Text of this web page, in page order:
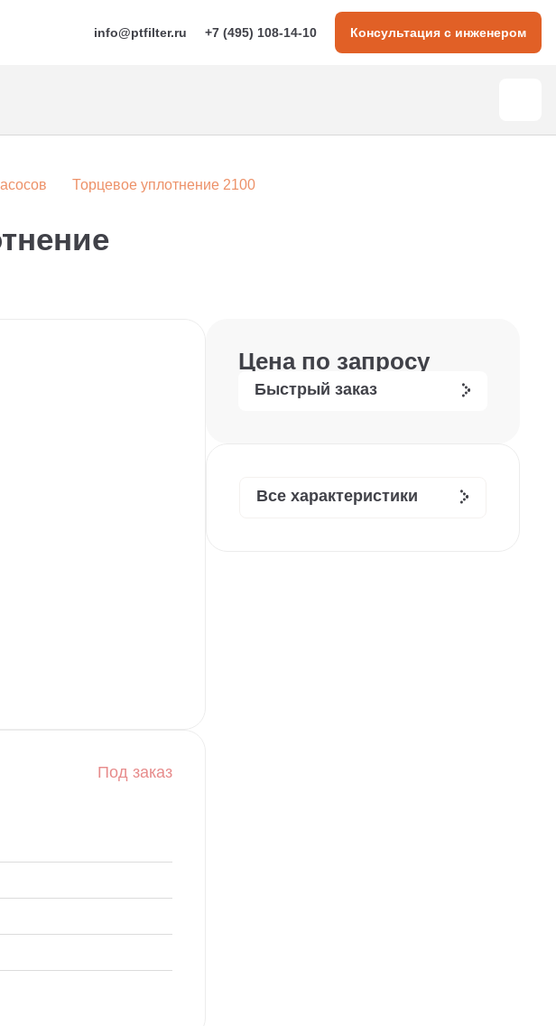
info@ptfilter.ru +7 (495) 108-14-10 Консультация с инженером
Торцевое уплотнение 2100
Под заказ
Цена по запросу
Быстрый заказ
Все характеристики